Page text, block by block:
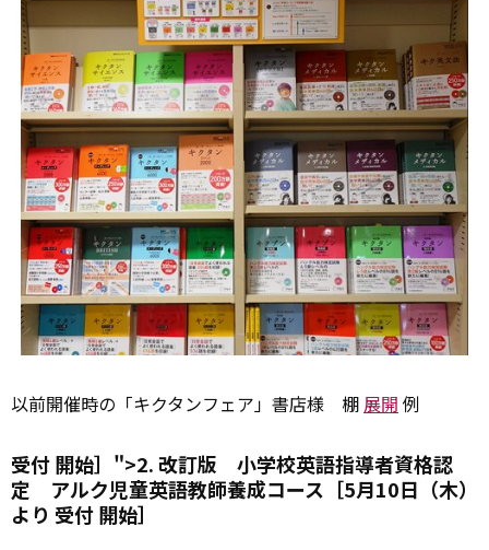
以前開催時の「キクタンフェア」書店様 棚 展開 例
受付 開始］">2. 改訂版 小学校英語指導者資格認
定 アルク児童英語教師養成コース［5月10日（木）
より 受付開始］